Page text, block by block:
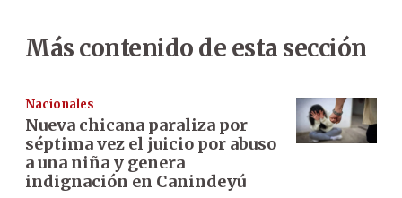
Más contenido de esta sección
Nacionales
Nueva chicana paraliza por
séptima vez el juicio por abuso
a una niña y genera
indignación en Canindeyú